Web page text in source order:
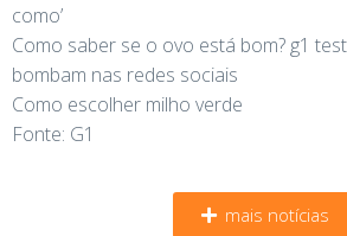
como’
Como saber se o ovo está bom? g1
bombam nas redes sociais
Como escolher milho verde
Fonte: G1
mais notícias